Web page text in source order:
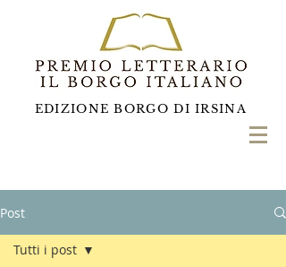
EDIZIONE BORGO DI IRSINA
Post
Tutti i post